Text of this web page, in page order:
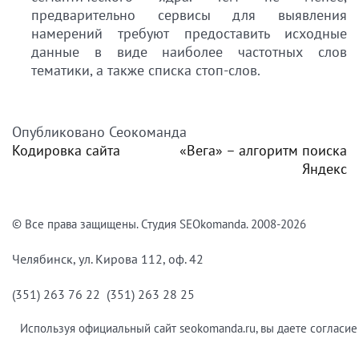
предварительно сервисы для выявления
намерений требуют предоставить исходные
данные в виде наиболее частотных слов
тематики, а также списка стоп-слов.
Опубликовано Сеокоманда
записям
Кодировка сайта
«Вега» – алгоритм поиска
Яндекс
© Все права защищены. Студия SEOkomanda. 2008-2026
Челябинск, ул. Кирова 112, оф. 42
(351) 263 76 22 (351) 263 28 25
Используя официальный сайт seokomanda.ru, вы даете